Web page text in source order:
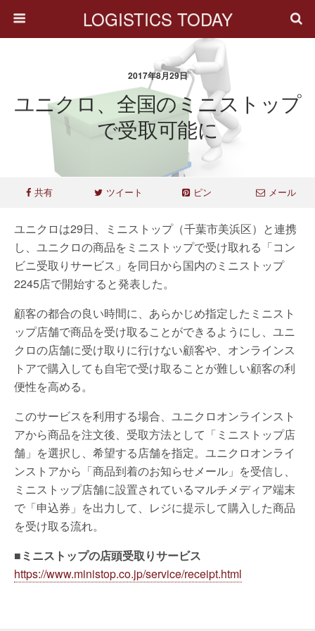
LOGISTICS TODAY
2017年8月29日
ユニクロ、全国のミニストップ
で受取可能に
共有 ツイート ピン メール
ユニクロは29日、ミニストップ（千葉市美浜区）と連携
し、ユニクロの商品をミニストップで受け取れる「コン
ビニ受取りサービス」を同日から国内のミニストップ
2245店で開始すると発表した。
顧客の都合の良い時間に、あらかじめ指定したミニスト
ップ店舗で商品を受け取ることができるようにし、ユニ
クロの店舗に受け取りに行けない顧客や、オンラインス
トアで購入しても自宅で受け取ることが難しい顧客の利
便性を高める。
このサービスを利用する場合、ユニクロオンラインスト
アから商品を注文後、受取方法として「ミニストップ店
舗」を選択し、希望する店舗を指定。ユニクロオンライ
ンストアから「商品到着のお知らせメール」を受信し、
ミニストップ店舗に設置されているマルチメディア端末
で「申込券」を出力して、レジに提示して購入した商品
を受け取る流れ。
■ミニストップの店頭受取りサービス
https://www.ministop.co.jp/service/receipt.html